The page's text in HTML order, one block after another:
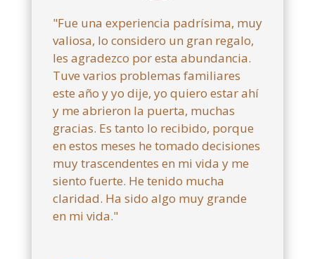
"Fue una experiencia padrísima, muy
valiosa, lo considero un gran regalo,
les agradezco por esta abundancia.
Tuve varios problemas familiares
este año y yo dije, yo quiero estar ahí
y me abrieron la puerta, muchas
gracias. Es tanto lo recibido, porque
en estos meses he tomado decisiones
muy trascendentes en mi vida y me
siento fuerte. He tenido mucha
claridad. Ha sido algo muy grande
en mi vida."